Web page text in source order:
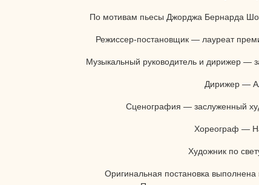
По мотивам пьесы Джорджа Бернарда
Режиссер-постановщик — лауреат
Музыкальный руководитель и дирижер —
Дирижер —
Сценография — заслуженный
Хореограф —
Художник по
Оригинальная постановка